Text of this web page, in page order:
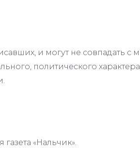
и могут не совпадать
политического
«Нальчик».